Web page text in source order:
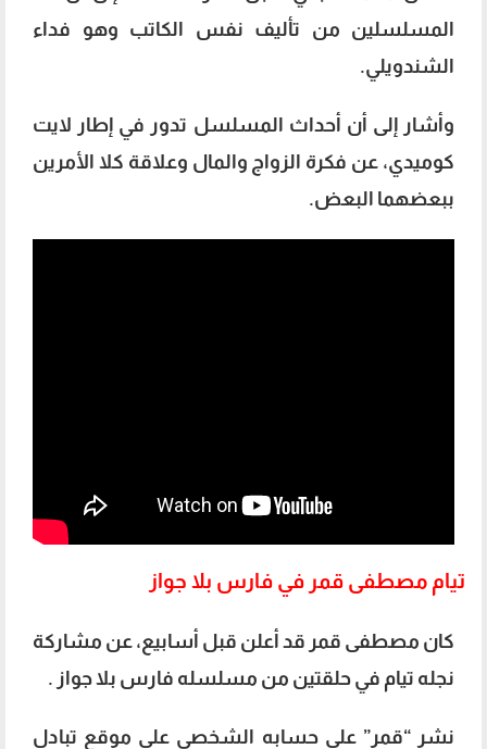
المسلسلين من تأليف نفس الكاتب وهو فداء
الشندويلي.
وأشار إلى أن أحداث المسلسل تدور في إطار لايت
كوميدي، عن فكرة الزواج والمال وعلاقة كلا الأمرين
ببعضهما البعض.
تيام مصطفى قمر في فارس بلا جواز
كان مصطفى قمر قد أعلن قبل أسابيع، عن مشاركة
نجله تيام في حلقتين من مسلسله فارس بلا جواز .
نشر “قمر” على حسابه الشخصي على موقع تبادل